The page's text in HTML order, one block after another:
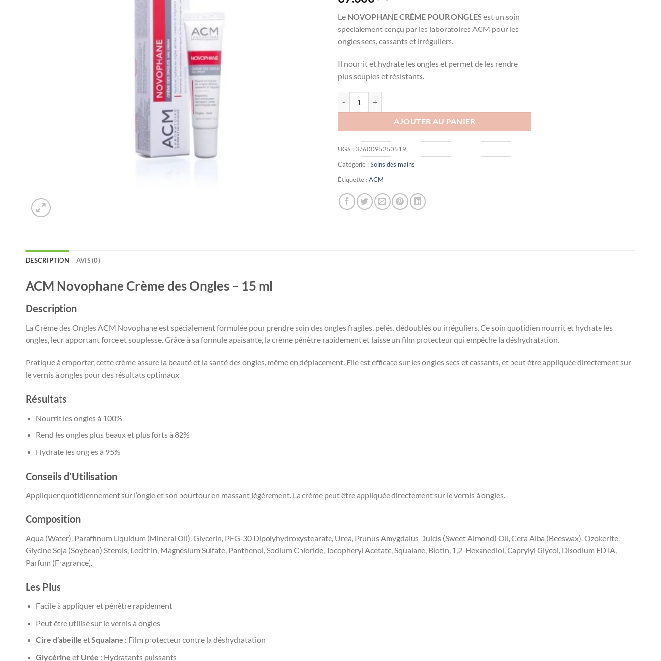
Le NOVOPHANE CRÈME POUR ONGLES est un soin
spécialement conçu par les laboratoires ACM pour les
ongles secs, cassants et irréguliers.
Il nourrit et hydrate les ongles et permet de les rendre
plus souples et résistants.
AJOUTER AU PANIER
UGS : 3760095250519
Catégorie :Soins des mains
Étiquette :ACM
DESCRIPTION AVIS (0)
ACM Novophane Crème des Ongles – 15 ml
Description
La Crème des Ongles ACM Novophane est spécialement formulée pour prendre soin des ongles fragiles, pelés, dédoublés ou irréguliers. Ce soin quotidien nourrit et hydrate les
ongles, leur apportant force et souplesse. Grâce à sa formule apaisante, la crème pénètre rapidement et laisse un film protecteur qui empêche la déshydratation.
Pratique à emporter, cette crème assure la beauté et la santé des ongles, même en déplacement. Elle est efficace sur les ongles secs et cassants, et peut être appliquée directement sur
le vernis à ongles pour des résultats optimaux.
Résultats
Nourrit les ongles à 100%
Rend les ongles plus beaux et plus forts à 82%
Hydrate les ongles à 95%
Conseils d’Utilisation
Appliquer quotidiennement sur l’ongle et son pourtour en massant légèrement. La crème peut être appliquée directement sur le vernis à ongles.
Composition
Aqua (Water), Paraffinum Liquidum (Mineral Oil), Glycerin, PEG-30 Dipolyhydroxystearate, Urea, Prunus Amygdalus Dulcis (Sweet Almond) Oil, Cera Alba (Beeswax), Ozokerite,
Glycine Soja (Soybean) Sterols, Lecithin, Magnesium Sulfate, Panthenol, Sodium Chloride, Tocopheryl Acetate, Squalane, Biotin, 1,2-Hexanediol, Caprylyl Glycol, Disodium EDTA,
Parfum (Fragrance).
Les Plus
Facile à appliquer et pénètre rapidement
Peut être utilisé sur le vernis à ongles
Cire d’abeille etSqualane : Film protecteur contre la déshydratation
Glycérine et Urée : Hydratants puissants